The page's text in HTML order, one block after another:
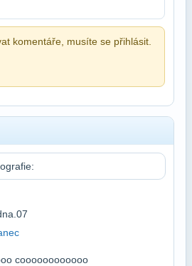
komentáře, musíte se přihlásit.
coooooooooooo